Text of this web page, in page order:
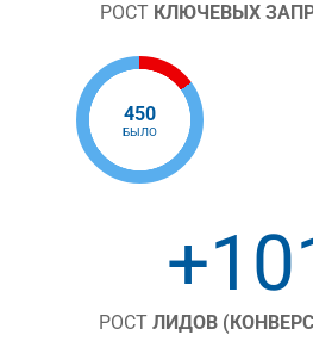
РОСТ КЛЮЧЕВЫХ
450
БЫЛО
РОСТ ЛИДОВ